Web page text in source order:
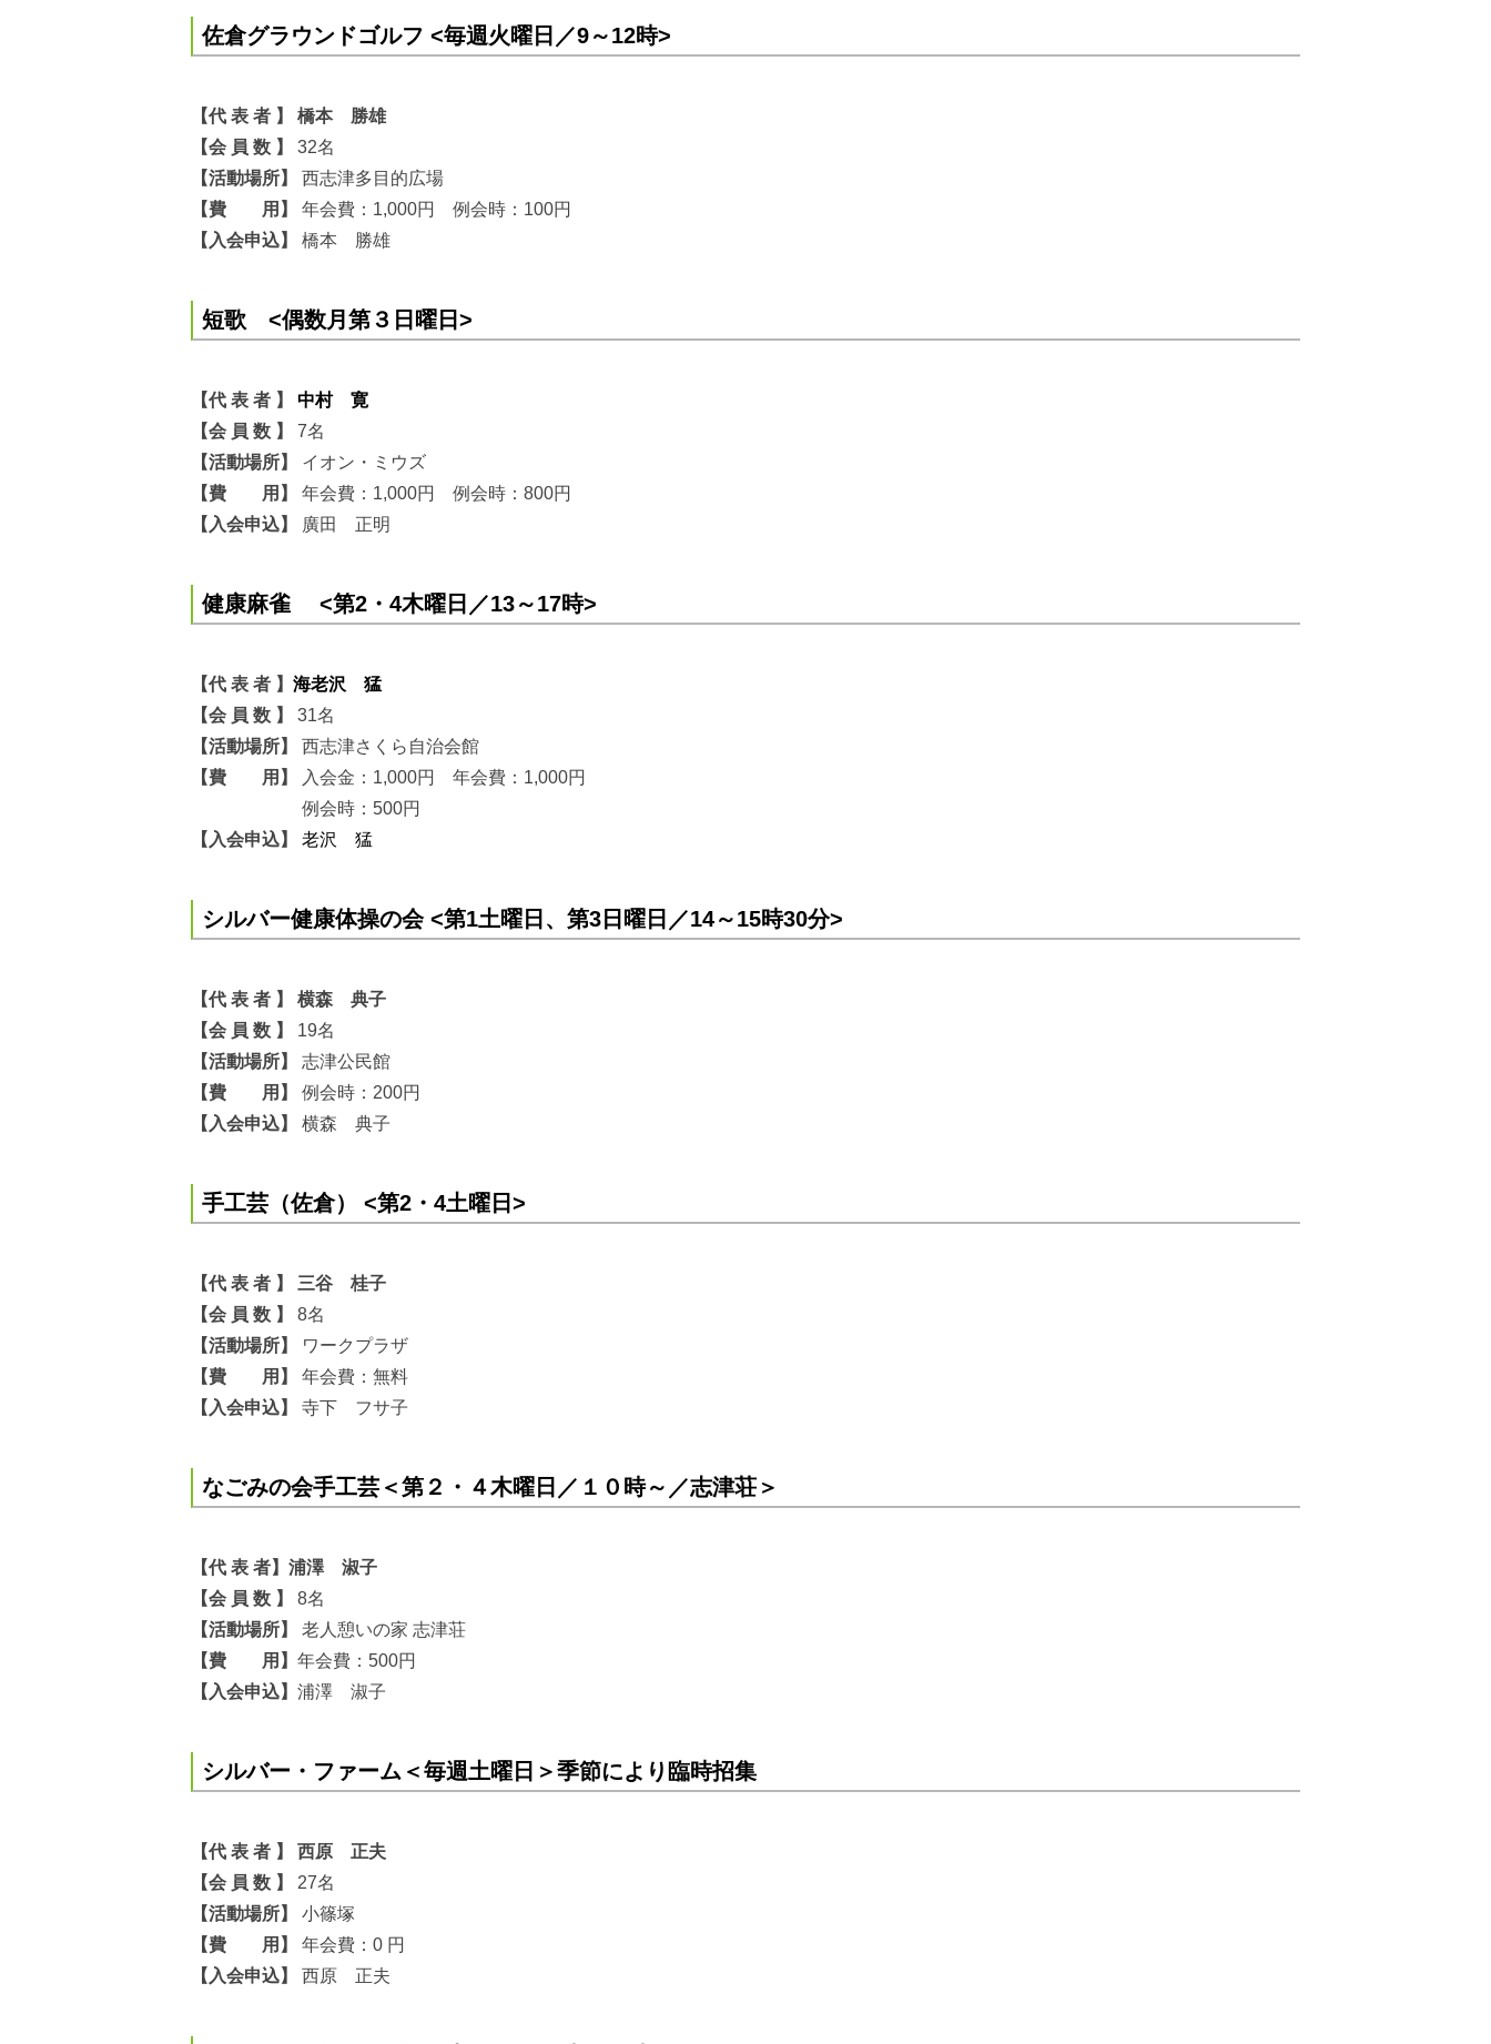
佐倉グラウンドゴルフ <毎週火曜日／9～12時>
【代 表 者 】 橋本 勝雄
【会 員 数 】
32名
【活動場所】 西志津多目的広場
【費 用】
年会費：1,000円 例会時：100円
【入会申込】
橋本 勝雄
短歌 <偶数月第３日曜日>
【代 表 者 】 中村 寛
【会 員 数 】 7名
【活動場所】
イオン・ミウズ
【費 用】
年会費：1,000円 例会時：800円
【入会申込】
廣田 正明
健康麻雀 <第2・4木曜日／13～17時>
【代 表 者 】 海老沢 猛
【会 員 数 】 31名
【活動場所】 西志津さくら自治会館
【費 用】
入会金：1,000円 年会費：1,000円
例会時：500円
【入会申込】
老沢 猛
シルバー健康体操の会 <第1土曜日、第3日曜日／14～15時30分>
【代 表 者 】 横森 典子
【会 員 数 】 19名
【活動場所】 志津公民館
【費 用】
例会時：200円
【入会申込】
横森 典子
手工芸（佐倉） <第2・4土曜日>
【代 表 者 】 三谷 桂子
【会 員 数 】
8名
【活動場所】
ワークプラザ
【費 用】
年会費：無料
【入会申込】
寺下 フサ子
なごみの会手工芸＜第２・４木曜日／１０時～／志津荘＞
【代 表 者】浦澤 淑子
【会 員 数 】 8名
【活動場所】 老人憩いの家 志津荘
【費 用】 年会費：500円
【入会申込】 浦澤 淑子
シルバー・ファーム＜毎週土曜日＞季節により臨時招集
【代 表 者 】 西原 正夫
【会 員 数 】
27名
【活動場所】 小篠塚
【費 用】
年会費：0 円
【入会申込】
西原 正夫